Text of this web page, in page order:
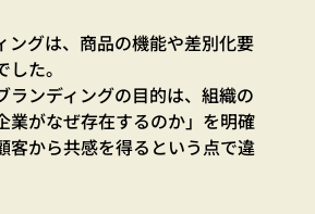
ングは、商品の機能や差別化要
た。
ランディングの目的は、組織の
業がなぜ存在するのか」を明確
客から共感を得るという点で違